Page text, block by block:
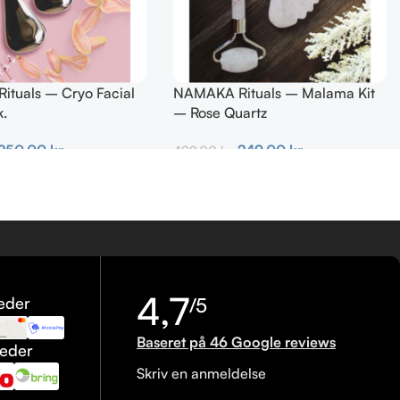
– Cryo Facial
kr.
NAMAKA Rituals – Malama Kit
– Rose Quartz
499,00 kr. 249,00 kr.
4,7/5
Baseret på 46 Google reviews
Skriv en anmeldelse